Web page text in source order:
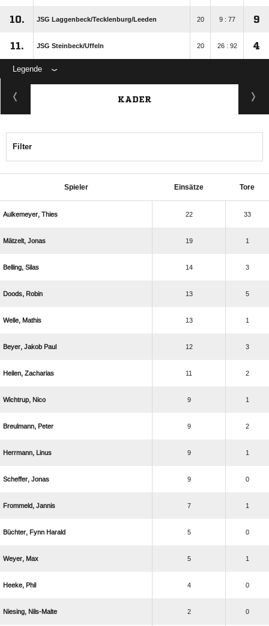
10. JSG Laggenbeck/​Tecklenburg/​Leeden 20 9 : 77 9
11. JSG Steinbeck/​Uffeln 20 26 : 92 4
Legende
KADER
Filter
Spieler Einsätze Tore
  22 33
  19 1
  14 3
  13 5
  13 1
   12 3
  11 2
  9 1
  9 2
  9 1
  9 0
  7 1
   5 0
  5 1
  4 0
  2 0